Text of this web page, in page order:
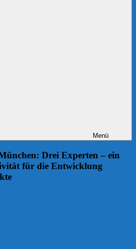
Menü
Drei Experten – ein
für die Entwicklung